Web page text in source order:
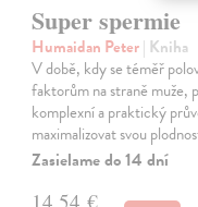
Super spermie
Humaidan Peter| Kniha
V době, kdy se téměř
faktorům na straně muže,
komplexní a praktický
maximalizovat svou
Zasielame do 14 dní
14,54 €